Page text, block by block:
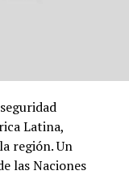
Latina,
región. Un
las Naciones